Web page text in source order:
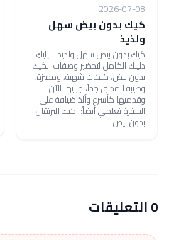
2026-07-08
كيك بدون بيض سهل
ولذيذ
كيك بدون بيض سهل ولذيذ .. إليكِ
دليلكِ الكامل لتحضير وصفات الكيك
بدون بيض، كيكات شهية، ومميزة،
وطيبة المذاق جداً، جربيها الآن
وقدميها كأسرع وألذ ضيافة على
السفرة تعلمي أيضاً: كيك البرتقال
بدون بيض
0 التعليقات